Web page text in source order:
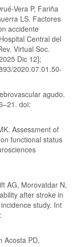
Vera P, Fariña
LS. Factores
accidente
Central del
Virtual Soc.
Dic 12];
2020.07.01.50-
agudo.
doi:
Assessment of
functional status
AG, Morovatdar N,
after stroke in
study. Int
Acosta PD,